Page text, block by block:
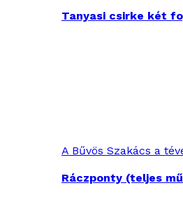
Tanyasi csirke két
A Bűvös Szakács a
Ráczponty (teljes